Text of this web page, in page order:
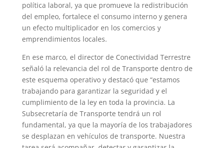
política laboral, ya que promueve la redistribución
del empleo, fortalece el consumo interno y genera
un efecto multiplicador en los comercios y
emprendimientos locales.
En ese marco, el director de Conectividad Terrestre
señaló la relevancia del rol de Transporte dentro de
este esquema operativo y destacó que “estamos
trabajando para garantizar la seguridad y el
cumplimiento de la ley en toda la provincia. La
Subsecretaría de Transporte tendrá un rol
fundamental, ya que la mayoría de los trabajadores
se desplazan en vehículos de transporte. Nuestra